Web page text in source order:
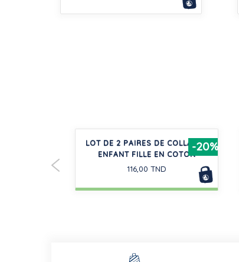
-20%
LOT DE 2 PAIRES DE COLLANTS
ENFANT FILLE EN COTON
116,00 TND